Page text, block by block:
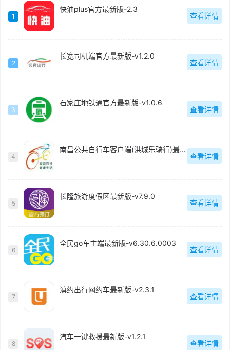
1
快油plus官方最新版-2.3
查看详情
2
长宽司机端官方最新版-v1.2.0
查看详情
3
石家庄地铁通官方最新版-v1.0.6
查看详情
4
南昌公共自行车客户端(洪城乐骑行)最新版-v6.6.18
查看详情
5
长隆旅游度假区最新版-v7.9.0
查看详情
6
全民go车主端最新版-v6.30.6.0003
查看详情
7
滇约出行网约车最新版-v2.3.1
查看详情
8
汽车一键救援最新版-v1.2.1
查看详情